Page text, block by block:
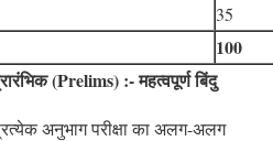
35
100
(Prelims) :- महत्वपूर्ण बिंदु
अनुभाग परीक्षा का अलग-अलग